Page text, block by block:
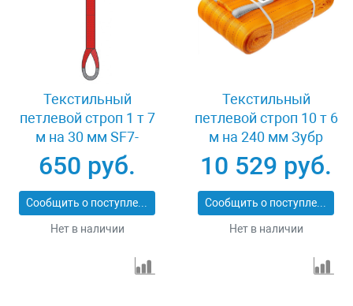
Текстильный
петлевой строп 1 т 7
м на 30 мм SF7-
СТП-1-7
650 руб.
Сообщить о поступлении
Нет в наличии
Текстильный
петлевой строп 10 т 6
м на 240 мм Зубр
43559-10-6
10 529 руб.
Сообщить о поступлении
Нет в наличии